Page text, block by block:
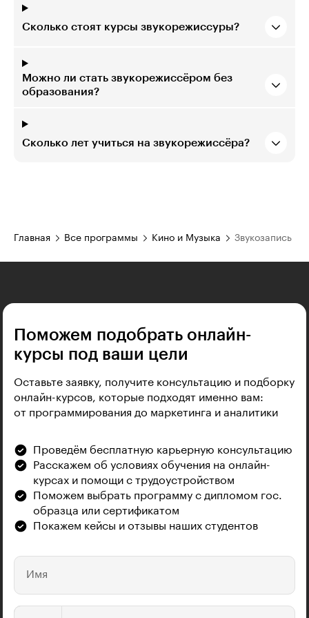
Сколько стоят курсы звукорежиссуры?
Можно ли стать звукорежиссёром без
образования?
Сколько лет учиться на звукорежиссёра?
Главная Все программы Кино и Музыка Звукозапись
Поможем подобрать онлайн-
курсы под ваши цели
Оставьте заявку, получите консультацию и подборку
онлайн-курсов, которые подходят именно вам:
от программирования до маркетинга и аналитики
Проведём бесплатную карьерную консультацию
Расскажем об условиях обучения на онлайн-
курсах и помощи с трудоустройством
Поможем выбрать программу с дипломом гос.
образца или сертификатом
Покажем кейсы и отзывы наших студентов
Имя